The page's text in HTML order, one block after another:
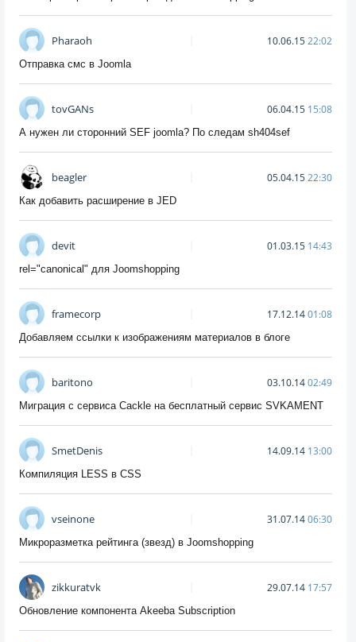
Pharaoh 10.06.1522:02
Отправка смс в Joomla
tovGANs 06.04.15 15:08
А нужен ли сторонний SEF joomla? По следам sh404sef
beagler 05.04.1522:30
Как добавить расширение в JED
devit 01.03.15 14:43
rel="canonical" для Joomshopping
framecorp 17.12.1401:08
Добавляем ссылки к изображениям материалов в блоге
baritono 03.10.1402:49
Миграция с сервиса Cackle на бесплатный сервис SVKAMENT
SmetDenis 14.09.14 13:00
Компиляция LESS в CSS
vseinone 31.07.1406:30
Микроразметка рейтинга (звезд) в Joomshopping
zikkuratvk 29.07.14 17:57
Обновление компонента Akeeba Subscription